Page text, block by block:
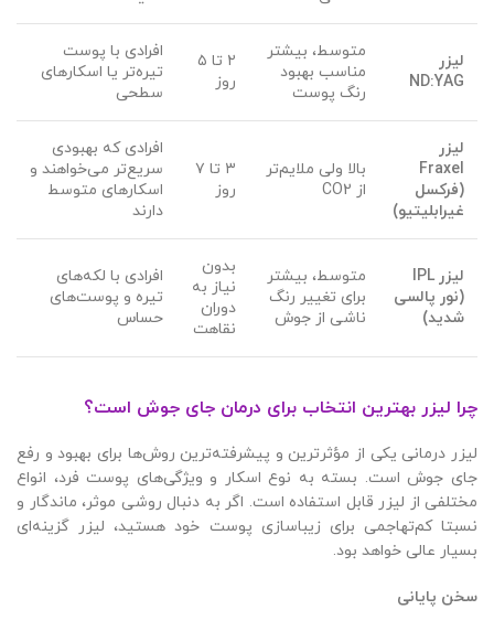
لیزر
ND:YAG
متوسط، بیشتر
مناسب بهبود
رنگ پوست
۲ تا ۵
روز
افرادی با پوست
تیره‌تر یا اسکارهای
سطحی
لیزر
Fraxel
(فرکسل
غیرابلیتیو)
بالا ولی ملایم‌تر
از CO2
۳ تا ۷
روز
افرادی که بهبودی
سریع‌تر می‌خواهند و
اسکارهای متوسط
دارند
لیزر IPL
(نور پالسی
شدید)
متوسط، بیشتر
برای تغییر رنگ
ناشی از جوش
بدون
نیاز به
دوران
نقاهت
افرادی با لکه‌های
تیره و پوست‌های
حساس
چرا لیزر بهترین انتخاب برای درمان جای جوش است؟
لیزر درمانی یکی از مؤثرترین و پیشرفته‌ترین روش‌ها برای بهبود و رفع
جای جوش است. بسته به نوع اسکار و ویژگی‌های پوست فرد، انواع
مختلفی از لیزر قابل استفاده است. اگر به دنبال روشی موثر، ماندگار و
نسبتا کم‌تهاجمی برای زیباسازی پوست خود هستید، لیزر گزینه‌ای
بسیار عالی خواهد بود.
سخن پایانی